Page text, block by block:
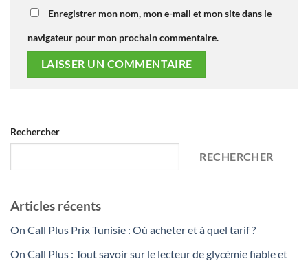
Enregistrer mon nom, mon e-mail et mon site dans le
navigateur pour mon prochain commentaire.
Rechercher
RECHERCHER
Articles récents
On Call Plus Prix Tunisie : Où acheter et à quel tarif ?
On Call Plus : Tout savoir sur le lecteur de glycémie fiable et